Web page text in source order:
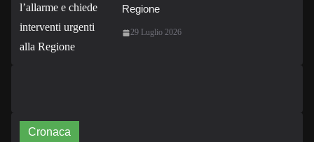
Regione
29 Luglio 2026
Cronaca